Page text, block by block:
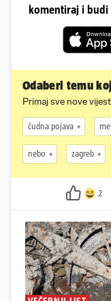
komentiraj i
Odaberi temu
Primaj sve nove
čudna pojava
nebo zagreb
2